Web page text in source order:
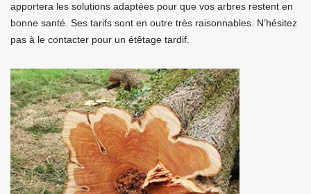
apportera les solutions adaptées pour que vos arbres restent en
bonne santé. Ses tarifs sont en outre très raisonnables. N’hésitez
pas à le contacter pour un étêtage tardif.